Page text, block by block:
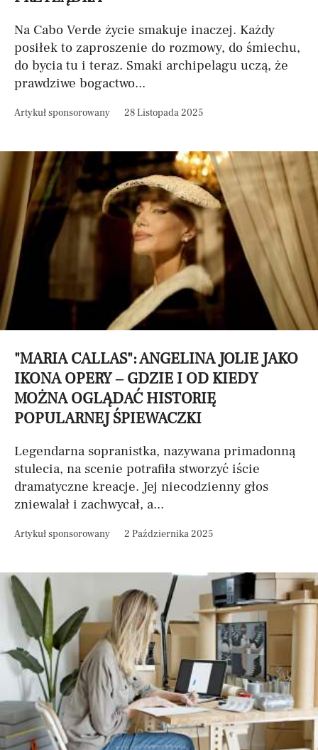
Na Cabo Verde życie smakuje inaczej. Każdy
posiłek to zaproszenie do rozmowy, do śmiechu,
do bycia tu i teraz. Smaki archipelagu uczą, że
prawdziwe bogactwo...
Artykuł sponsorowany 28 Listopada 2025
"MARIA CALLAS": ANGELINA JOLIE JAKO
IKONA OPERY – GDZIE I OD KIEDY
MOŻNA OGLĄDAĆ HISTORIĘ
POPULARNEJ ŚPIEWACZKI
Legendarna sopranistka, nazywana primadonną
stulecia, na scenie potrafiła stworzyć iście
dramatyczne kreacje. Jej niecodzienny głos
zniewalał i zachwycał, a...
Artykuł sponsorowany 2 Października 2025